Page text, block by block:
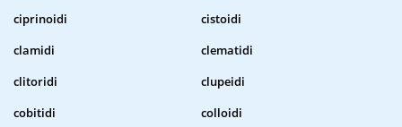
ciprinoidi
cistoidi
clamidi
clematidi
clitoridi
clupeidi
cobitidi
colloidi